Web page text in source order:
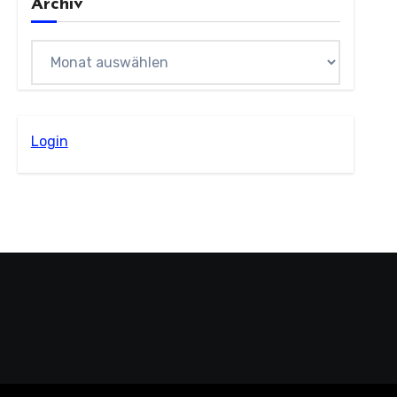
Archiv
Login